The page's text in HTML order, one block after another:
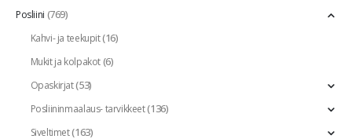
Posliini (769)
Kahvi- ja teekupit(16)
Mukit ja kolpakot(6)
Opaskirjat(53)
Posliininmaalaus- tarvikkeet(136)
Siveltimet(163)